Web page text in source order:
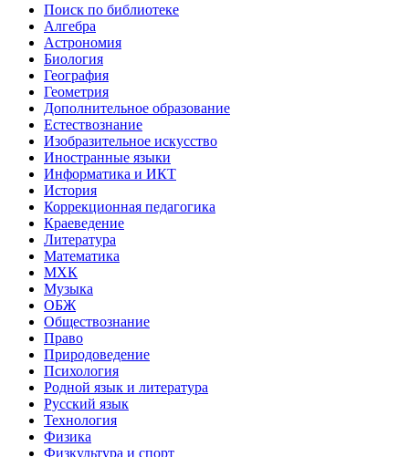
Поиск по библиотеке
Алгебра
Астрономия
Биология
География
Геометрия
Дополнительное образование
Естествознание
Изобразительное искусство
Иностранные языки
Информатика и ИКТ
История
Коррекционная педагогика
Краеведение
Литература
Математика
МХК
Музыка
ОБЖ
Обществознание
Право
Природоведение
Психология
Родной язык и литература
Русский язык
Технология
Физика
Физкультура и спорт